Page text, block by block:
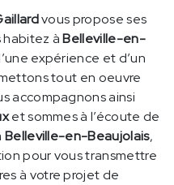
vous propose ses
habitez àBelleville-en-
expérience et d’un
tout en oeuvre
accompagnons ainsi
et sommes à l’écoute de
Belleville-en-Beaujolais,
pour vous transmettre
à votre projet de